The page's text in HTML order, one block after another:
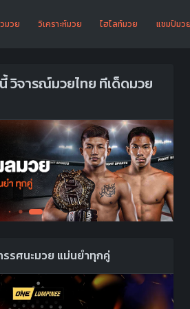
มวย วิเคราะห์มวย ไฮไลท์มวย แชมป์มว
วิจารณ์มวยไทย ทีเด็ดมวย
รรศนะมวย แม่นยำทุกคู่